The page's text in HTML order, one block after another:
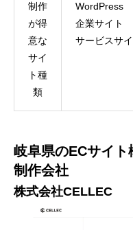
制作
が得
意な
サイ
ト種
類
WordPress
企業サイト
サービスサイ
岐阜県のECサイ
制作会社
株式会社CELLEC